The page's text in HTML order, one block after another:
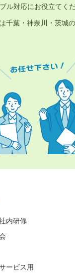
ル対応にお役立てく
千葉・神奈川・茨城
内研修
ービス用